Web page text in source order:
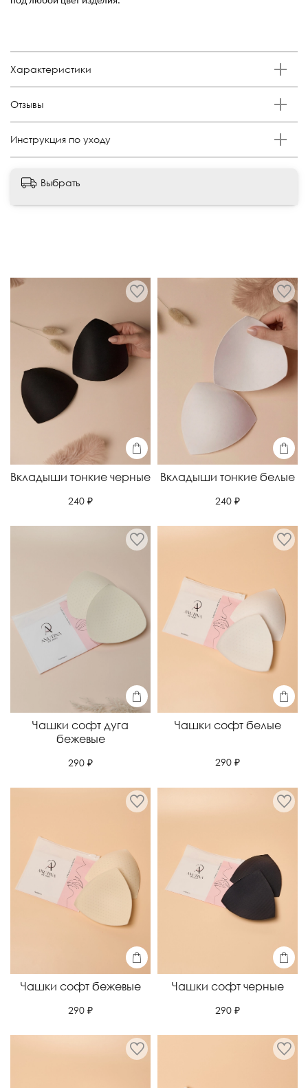
Характеристики
Anutina
100% поролон
Белый
Отзывы
Инструкция по уходу
Ручная стирка при t° до 30°.
Использовать мягкие средства для деликатных
Сушка:Сушить на плоскости, слегка отжать
руками.
Выбрать
Вкладыши тонкие черные
240 ₽
Вкладыши тонкие белые
240 ₽
Чашки софт дуга
бежевые
290 ₽
Чашки софт белые
290 ₽
Чашки софт бежевые
290 ₽
Чашки софт черные
290 ₽